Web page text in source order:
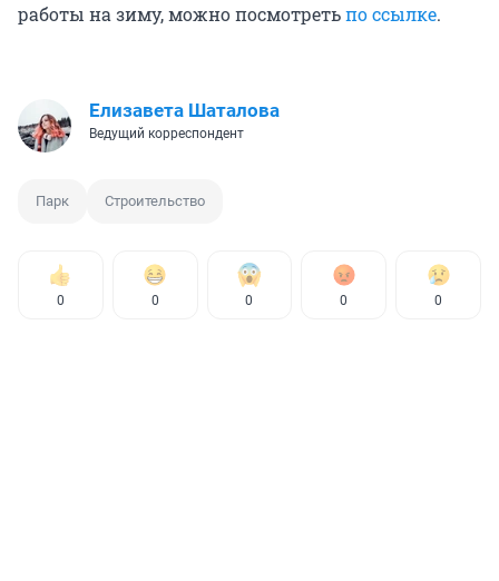
работы на зиму, можно посмотретьпо ссылке.
Елизавета Шаталова
Ведущий корреспондент
Парк Строительство
0 0 0 0 0